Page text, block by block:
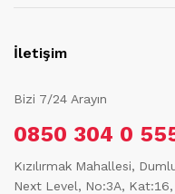
İletişim
Bizi 7/24 Arayın
0850 304 0
Kızılırmak Mahallesi,
Next Level, No:3A, Kat:16,